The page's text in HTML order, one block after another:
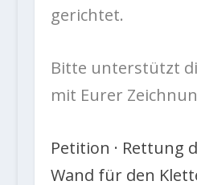
gerichtet.
Bitte unterstützt
mit Eurer
Petition · Rettung
Wand für den